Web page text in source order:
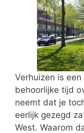
Verhuizen is
behoorlijke tijd
neemt dat je
eerlijk gezegd
West. Waarom